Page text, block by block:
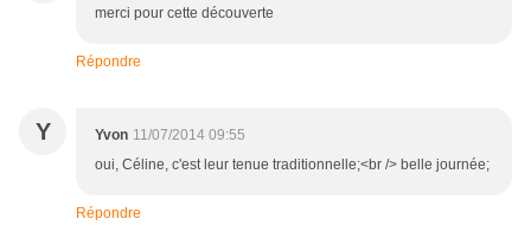
merci pour cette découverte
Répondre
Y Yvon 11/07/2014 09:55
oui, Céline, c'est leur tenue traditionnelle;<br /> belle journée;
Répondre